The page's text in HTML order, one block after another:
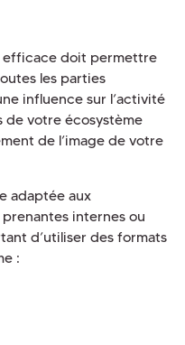
efficace doit permettre
les parties
influence sur l’activité
de votre écosystème
de l’image de votre
adaptée aux
internes ou
d’utiliser des formats
: